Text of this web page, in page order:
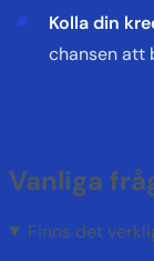
Kolla din
chansen att
Vanliga
Finns det